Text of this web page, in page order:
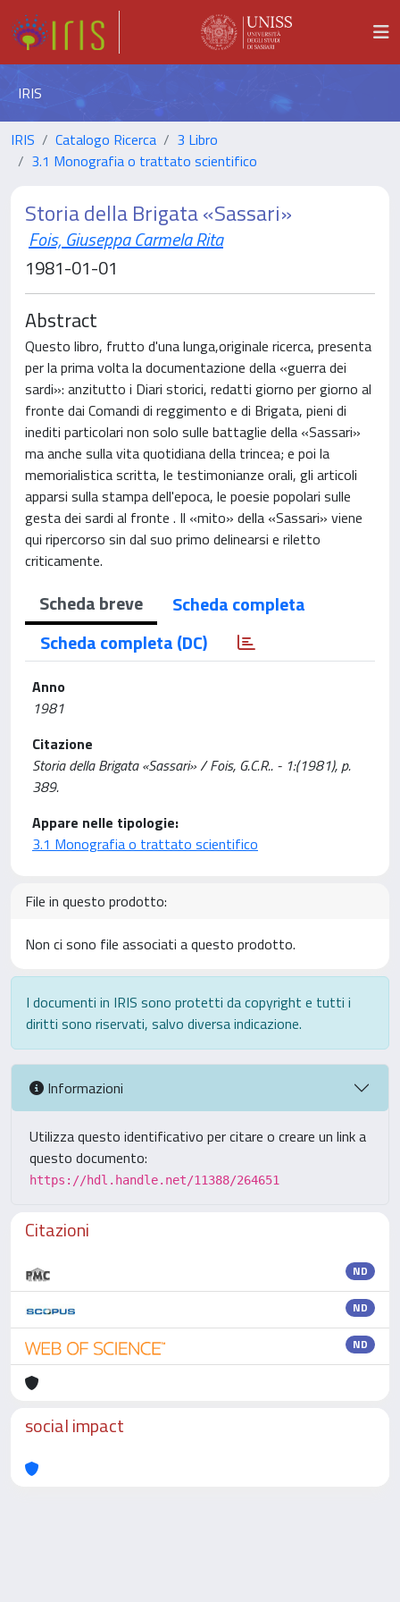
IRIS
IRIS Catalogo Ricerca
3 Libro
3.1 Monografia o trattato scientifico
Storia della Brigata «Sassari»
Fois, Giuseppa Carmela Rita
1981-01-01
Abstract
Questo libro, frutto d'una lunga,originale ricerca, presenta
per la prima volta la documentazione della «guerra dei
sardi»: anzitutto i Diari storici, redatti giorno per giorno al
fronte dai Comandi di reggimento e di Brigata, pieni di
inediti particolari non solo sulle battaglie della «Sassari»
ma anche sulla vita quotidiana della trincea; e poi la
memorialistica scritta, le testimonianze orali, gli articoli
apparsi sulla stampa dell'epoca, le poesie popolari sulle
gesta dei sardi al fronte . Il «mito» della «Sassari» viene
qui ripercorso sin dal suo primo delinearsi e riletto
criticamente.
Scheda breve
Scheda completa
Scheda completa (DC)
Anno
1981
Citazione
Storia della Brigata «Sassari» / Fois, G.C.R.. - 1:(1981), p.
389.
Appare nelle tipologie:
3.1 Monografia o trattato scientifico
File in questo prodotto:
Non ci sono file associati a questo prodotto.
I documenti in IRIS sono protetti da copyright e tutti i
diritti sono riservati, salvo diversa indicazione.
Informazioni
Utilizza questo identificativo per citare o creare un link a
questo documento:
https://hdl.handle.net/11388/264651
Citazioni
ND
ND
ND
social impact